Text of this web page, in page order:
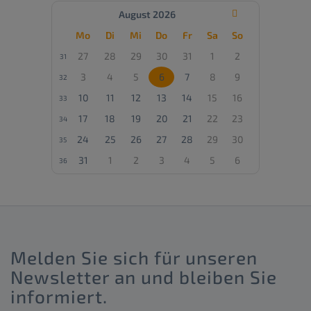
google.com
Google reCAPTCHA ist ein Dienst, der
unterscheiden, um gefälschte
Adresse wird standardmäßig übermittelt,
wenn externe Inhalte angefordert werden.
Wenn Sie bei der Nutzung von Google
reCAPTCHA in Ihrem Google-Account
eingeloggt sind, können weitere Daten über
August 2026 
Mo Di Mi Do Fr Sa So
31 27 28 29 30 31 1 2
32 3 4 5 6 7 8 9
33 10 11 12 13 14 15 16
34 17 18 19 20 21 22 23
35 24 25 26 27 28 29 30
36 31 1 2 3 4 5 6
Melden Sie sich für unseren
Newsletter an und bleiben Sie
informiert.